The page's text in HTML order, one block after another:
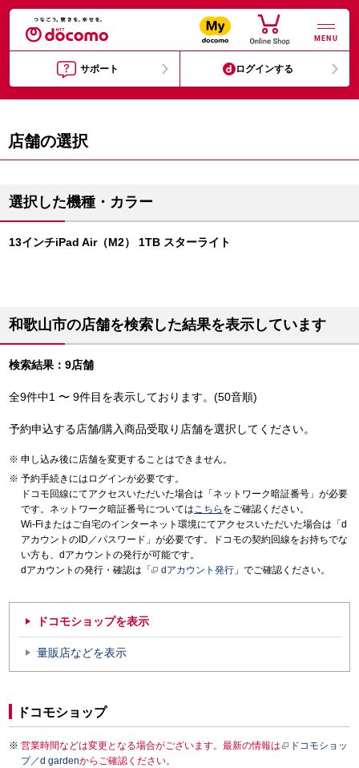
MENU
サポート ログインする
店舗の選択
選択した機種・カラー
13インチiPad Air（M2） 1TB スターライト
和歌山市の店舗を検索した結果を表示しています
検索結果：9店舗
全9件中1 〜 9件目を表示しております。(50音順)
予約申込する店舗/購入商品受取り店舗を選択してください。
申し込み後に店舗を変更することはできません。
予約手続きにはログインが必要です。
ドコモ回線にてアクセスいただいた場合は「ネットワーク暗証番号」が必要
です。ネットワーク暗証番号についてはこちら をご確認ください。
Wi-Fiまたはご自宅のインターネット環境にてアクセスいただいた場合は「d
アカウントのID／パスワード」が必要です。ドコモの契約回線をお持ちでな
い方も、dアカウントの発行が可能です。
dアカウントの発行・確認は「
dアカウント発行 」でご確認ください。
ドコモショップを表示
量販店などを表示
ドコモショップ
営業時間などは変更となる場合がございます。最新の情報は
ドコモショッ
プ／d gardenからご確認ください。